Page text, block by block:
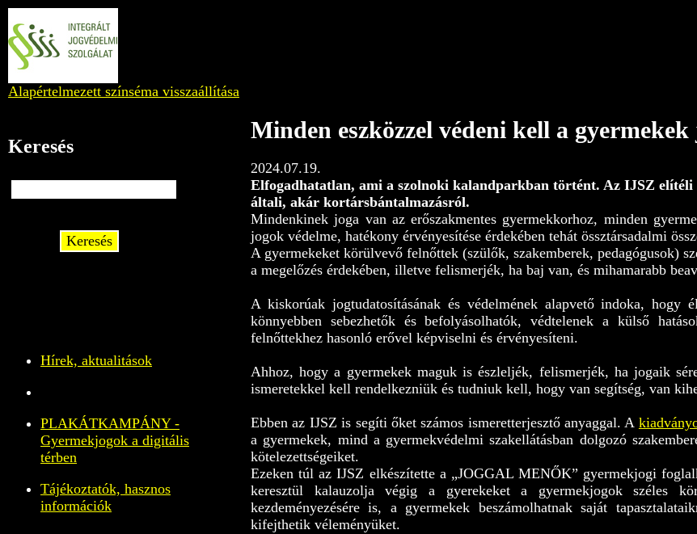
Alapértelmezett színséma visszaállítása
Keresés
Keresés
Hírek, aktualitások
PLAKÁTKAMPÁNY -
Gyermekjogok a digitális
térben
Tájékoztatók, hasznos
információk
Minden eszközzel védeni kell a
2024.07.19.
Elfogadhatatlan, ami a szolnoki kalandparkban történt. Az IJSZ
általi, akár kortársbántalmazásról.
Mindenkinek joga van az erőszakmentes gyermekkorhoz, minden
jogok védelme, hatékony érvényesítése érdekében tehát össztársadalmi
A gyermekeket körülvevő felnőttek (szülők, szakemberek, pedagógusok)
a megelőzés érdekében, illetve felismerjék, ha baj van, és mihamarabb
A kiskorúak jogtudatosításának és védelmének alapvető indoka, hogy
könnyebben sebezhetők és befolyásolhatók, védtelenek a külső
felnőttekhez hasonló erővel képviselni és érvényesíteni.
Ahhoz, hogy a gyermekek maguk is észleljék, felismerjék, ha jogaik
ismeretekkel kell rendelkezniük és tudniuk kell, hogy van segítség, van
Ebben az IJSZ is segíti őket számos ismeretterjesztő anyaggal. A
a gyermekek, mind a gyermekvédelmi szakellátásban dolgozó
kötelezettségeiket.
Ezeken túl az IJSZ elkészítette a „JOGGAL MENŐK” gyermekjogi
keresztül kalauzolja végig a gyerekeket a gyermekjogok széles
kezdeményezésére is, a gyermekek beszámolhatnak saját
kifejthetik véleményüket.